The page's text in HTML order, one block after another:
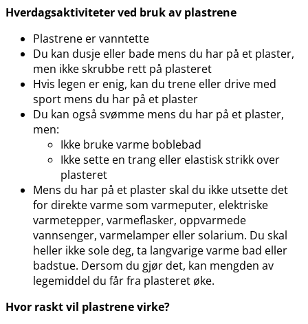
Hverdagsaktiviteter ved bruk av plastrene
Plastrene er vanntette
Du kan dusje eller bade mens du har på et plaster,
men ikke skrubbe rett på plasteret
Hvis legen er enig, kan du trene eller drive med
sport mens du har på et plaster
Du kan også svømme mens du har på et plaster,
men:
Ikke bruke varme boblebad
Ikke sette en trang eller elastisk strikk over
plasteret
Mens du har på et plaster skal du ikke utsette det
for direkte varme som varmeputer, elektriske
varmetepper, varmeflasker, oppvarmede
vannsenger, varmelamper eller solarium. Du skal
heller ikke sole deg, ta langvarige varme bad eller
badstue. Dersom du gjør det, kan mengden av
legemiddel du får fra plasteret øke.
Hvor raskt vil plastrene virke?